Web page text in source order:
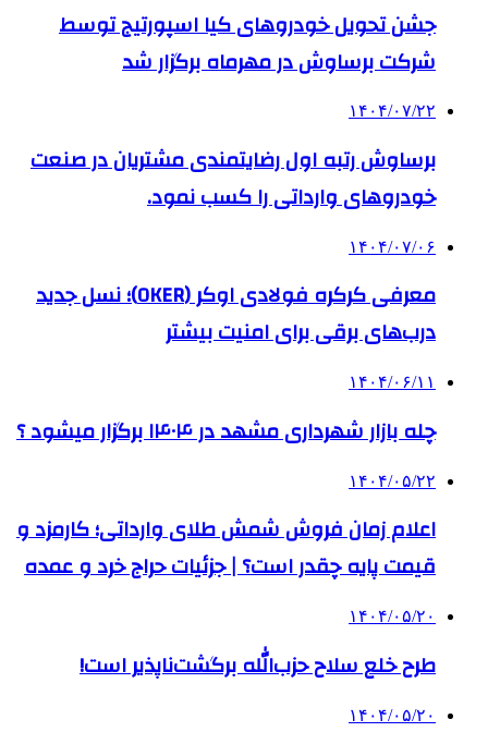
جشن تحویل خودروهای کیا اسپورتیج توسط
شرکت برساوش در مهرماه برگزار شد
۱۴۰۴/۰۷/۲۲
برساوش رتبه اول رضایتمندی مشتریان در صنعت
خودروهای وارداتی را کسب نمود.
۱۴۰۴/۰۷/۰۶
معرفی کرکره فولادی اوکر (OKER)؛ نسل جدید
درب‌های برقی برای امنیت بیشتر
۱۴۰۴/۰۶/۱۱
چله بازار شهرداری مشهد در ۱۴۰۴ برگزار میشود ؟
۱۴۰۴/۰۵/۲۲
اعلام زمان فروش شمش طلای وارداتی؛ کارمزد و
قیمت پایه چقدر است؟ | جزئیات حراج خرد و عمده
۱۴۰۴/۰۵/۲۰
طرح خلع سلاح حزب‌الله برگشت‌ناپذیر است!
۱۴۰۴/۰۵/۲۰